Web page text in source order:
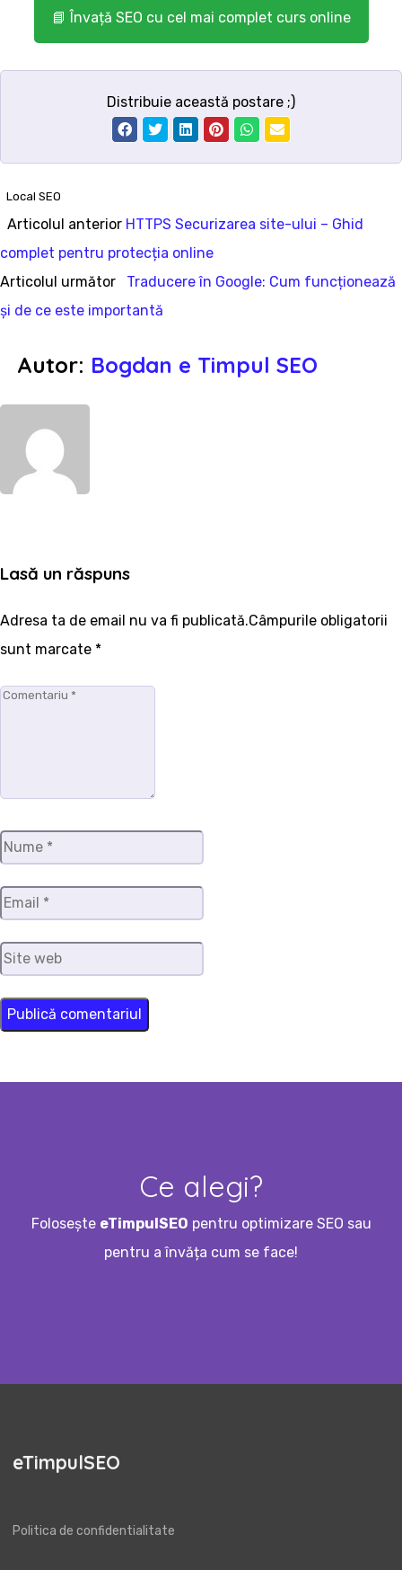
📘 Învață SEO cu cel mai complet curs online
Distribuie această postare ;)
Local SEO
Navigare
în
articole
Articolul anterior Articolul
anterior:
HTTPS Securizarea site-ului – Ghid
complet pentru protecția online
Articolul următor
Articolul
următor:
Traducere în Google: Cum funcționează
și de ce este importantă
Autor: Bogdan e Timpul SEO
Lasă un răspuns
Adresa ta de email nu va fi publicată.Câmpurile obligatorii
sunt marcate *
Comentariu
Nume
Email
Site
Ce alegi?
Folosește eTimpulSEO pentru optimizare SEO sau
pentru a învăța cum se face!
eTimpulSEO
Politica de confidentialitate